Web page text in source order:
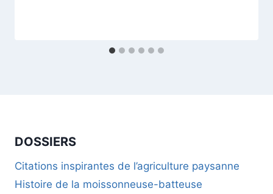
DOSSIERS
Citations inspirantes de l’agriculture paysanne
Histoire de la moissonneuse-batteuse